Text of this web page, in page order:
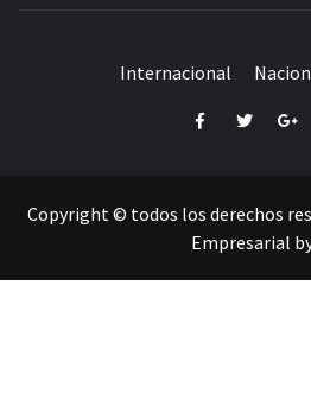
Internacional
FacebookTwitter
Copyright © todos los derechos
Empresarial